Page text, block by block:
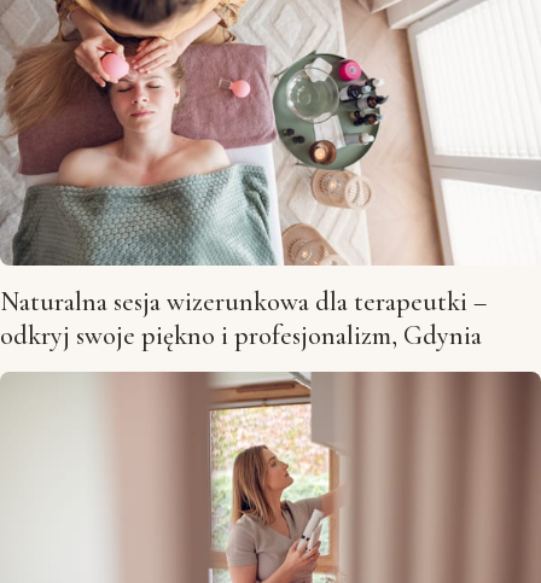
Naturalna sesja wizerunkowa dla terapeutki –
odkryj swoje piękno i profesjonalizm, Gdynia